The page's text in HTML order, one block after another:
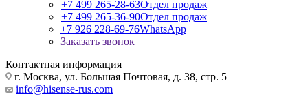
+7 499 265-28-63Отдел продаж
+7 499 265-36-90Отдел продаж
+7 926 228-69-76WhatsApp
Заказать звонок
Контактная информация
г. Москва, ул. Большая Почтовая, д. 38, стр. 5
info@hisense-rus.com